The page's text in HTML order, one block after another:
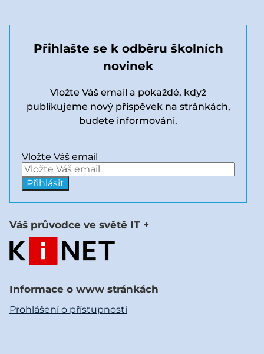
Přihlašte se k odběru školních
novinek
Vložte Váš email a pokaždé, když
publikujeme nový příspěvek na stránkách,
budete informováni.
Vložte Váš email
Váš průvodce ve světě IT +
Informace o www stránkách
Prohlášení o přístupnosti